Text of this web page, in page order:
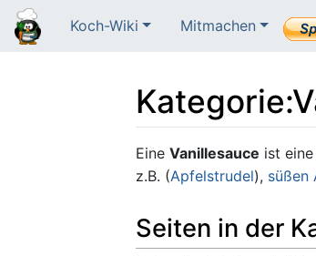
Koch-Wiki Mitmachen
Kategorie:
Wechseln zu:Navigation,
Eine Vanillesauce ist
z.B. (Apfelstrudel), süßen
Seiten in der